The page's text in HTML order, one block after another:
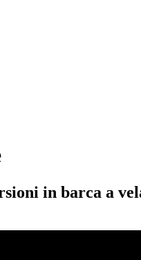
in barca a